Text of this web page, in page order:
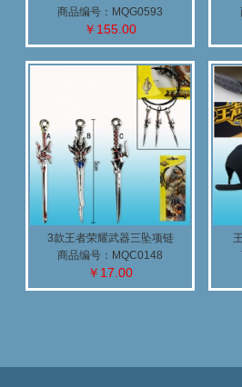
商品编号：MQG0593
￥155.00
3款王者荣耀武器三坠项链
商品编号：MQC0148
￥17.00